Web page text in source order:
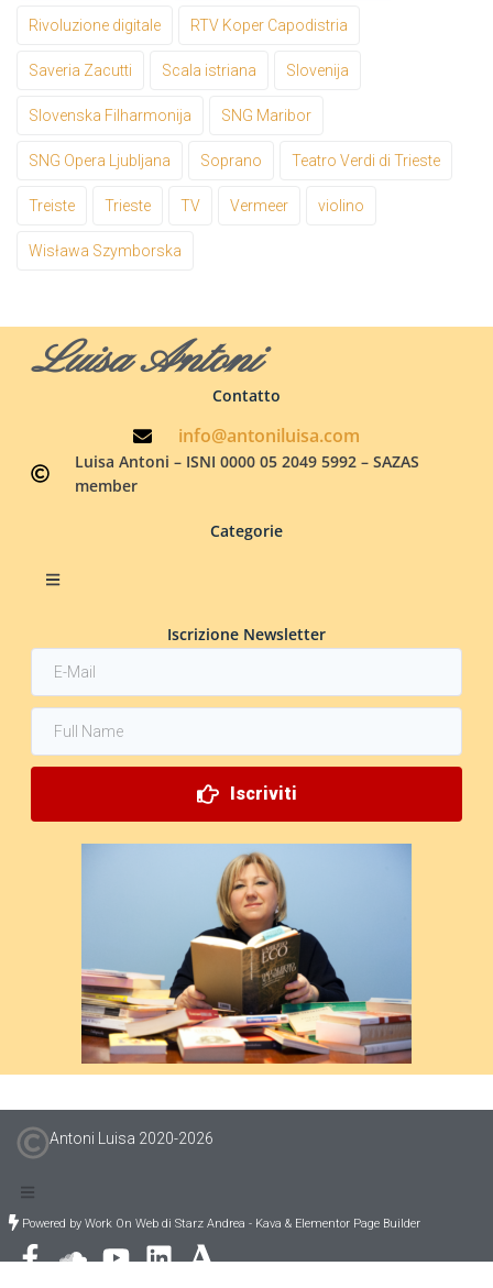
Rivoluzione digitale RTV Koper Capodistria
Saveria Zacutti Scala istriana Slovenija
Slovenska Filharmonija SNG Maribor
SNG Opera Ljubljana Soprano Teatro Verdi di Trieste
Treiste Trieste TV Vermeer violino
Wisława Szymborska
Luisa Antoni
Contatto
info@antoniluisa.com
Luisa Antoni – ISNI 0000 05 2049 5992 – SAZAS
member
Categorie
Iscrizione Newsletter
Iscriviti
Antoni Luisa 2020-2026
Powered by Work On Web di Starz Andrea - Kava & Elementor Page Builder